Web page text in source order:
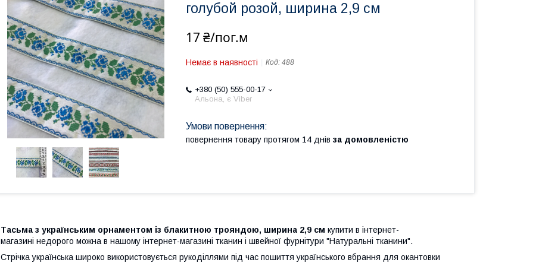
голубой розой, ширина 2,9 см
17 ₴/пог.м
Немає в наявності Код: 488
+380 (50) 555-00-17
Альона, є Viber
повернення товару протягом 14 днів за домовленістю
Тасьма з українським орнаментом із блакитною трояндою, ширина 2,9 см купити в інтернет-
магазині недорого можна в нашому інтернет-магазині тканин і швейної фурнітури "Натуральні тканини".
Стрічка українська широко використовується рукоділлями під час пошиття українського вбрання для окантовки